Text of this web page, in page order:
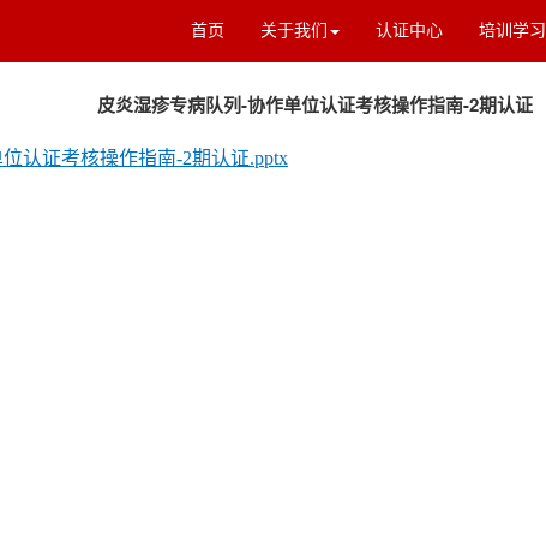
首页 关于我们 认证中心 培训学习
皮炎湿疹专病队列-协作单位认证考核操作指南-2期认证
认证考核操作指南-2期认证.pptx